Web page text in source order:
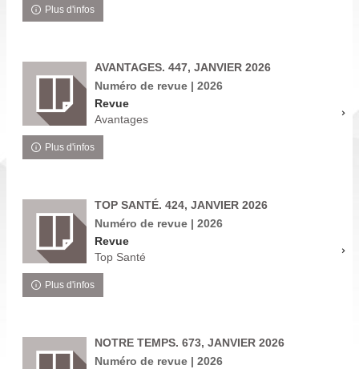
Plus d'infos
AVANTAGES. 447, JANVIER 2026
Numéro de revue | 2026
Revue
Avantages
Plus d'infos
TOP SANTÉ. 424, JANVIER 2026
Numéro de revue | 2026
Revue
Top Santé
Plus d'infos
NOTRE TEMPS. 673, JANVIER 2026
Numéro de revue | 2026